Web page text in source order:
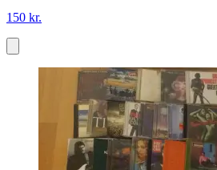
150 kr.